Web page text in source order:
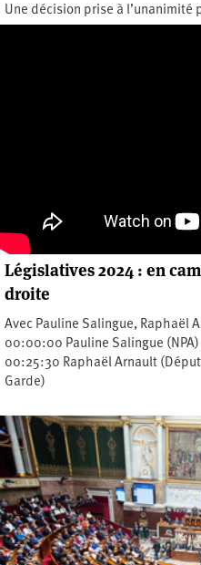
Une décision prise à
Législatives 2024 : en
droite
Avec Pauline Salingue, Raphaël
00:00:00 Pauline Salingue
00:25:30 Raphaël Arnault
Garde)